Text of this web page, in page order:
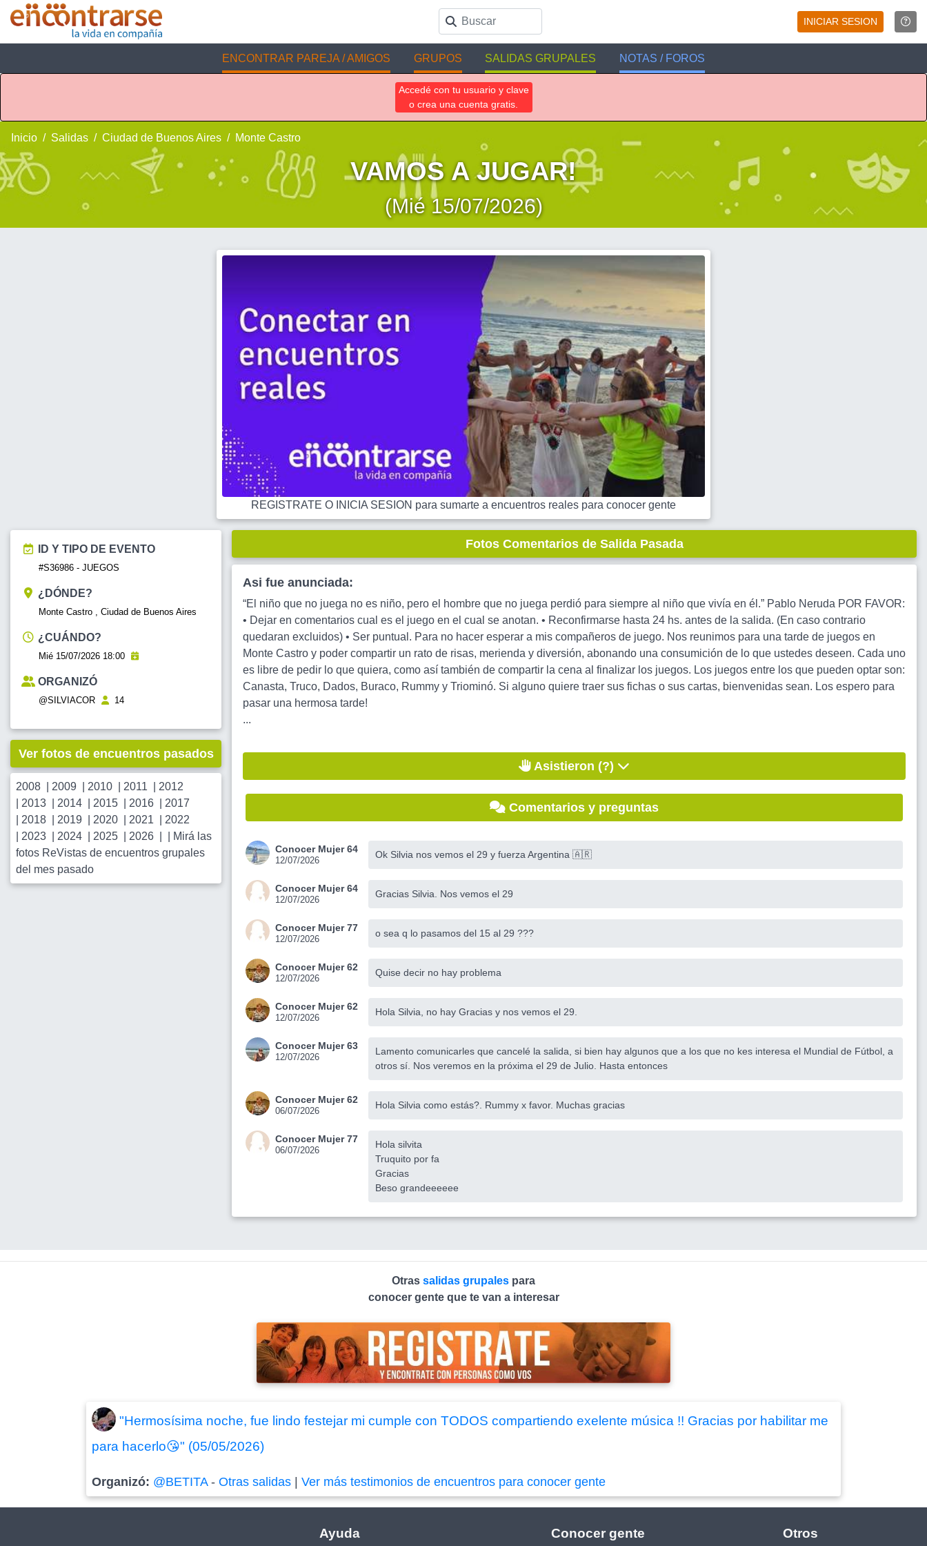
INICIAR SESION
ENCONTRAR PAREJA / AMIGOS GRUPOS SALIDAS GRUPALES NOTAS / FOROS
Accedé con tu usuario y clave
o crea una cuenta gratis.
Inicio Salidas Ciudad de Buenos Aires Monte Castro
VAMOS A JUGAR!
(Mié 15/07/2026)
REGISTRATE O INICIA SESION para sumarte a encuentros reales para conocer gente
ID Y TIPO DE EVENTO
#S36986 - JUEGOS
¿DÓNDE?
Monte Castro , Ciudad de Buenos Aires
¿CUÁNDO?
Mié 15/07/2026 18:00
ORGANIZÓ
@SILVIACOR 14
Ver fotos de encuentros pasados
2008 2009 2010 2011
2012
2013 2014 2015 2016
2017
2018 2019 2020 2021
2022
2023 2024 2025 2026
Mirá las
fotos ReVistas de encuentros grupales
del mes pasado
Fotos Comentarios de Salida Pasada
Asi fue anunciada:
“El niño que no juega no es niño, pero el hombre que no juega perdió para siempre al niño que vivía en él.” Pablo Neruda POR FAVOR:
• Dejar en comentarios cual es el juego en el cual se anotan. • Reconfirmarse hasta 24 hs. antes de la salida. (En caso contrario
quedaran excluidos) • Ser puntual. Para no hacer esperar a mis compañeros de juego. Nos reunimos para una tarde de juegos en
Monte Castro y poder compartir un rato de risas, merienda y diversión, abonando una consumición de lo que ustedes deseen. Cada uno
es libre de pedir lo que quiera, como así también de compartir la cena al finalizar los juegos. Los juegos entre los que pueden optar son:
Canasta, Truco, Dados, Buraco, Rummy y Triominó. Si alguno quiere traer sus fichas o sus cartas, bienvenidas sean. Los espero para
pasar una hermosa tarde!
...
Asistieron (?)
Comentarios y preguntas
Conocer Mujer 64
12/07/2026
Ok Silvia nos vemos el 29 y fuerza Argentina 🇦🇷
Conocer Mujer 64
12/07/2026
Gracias Silvia. Nos vemos el 29
Conocer Mujer 77
12/07/2026
o sea q lo pasamos del 15 al 29 ???
Conocer Mujer 62
12/07/2026
Quise decir no hay problema
Conocer Mujer 62
12/07/2026
Hola Silvia, no hay Gracias y nos vemos el 29.
Conocer Mujer 63
12/07/2026
Lamento comunicarles que cancelé la salida, si bien hay algunos que a los que no kes interesa el Mundial de Fútbol, a
otros sí. Nos veremos en la próxima el 29 de Julio. Hasta entonces
Conocer Mujer 62
06/07/2026
Hola Silvia como estás?. Rummy x favor. Muchas gracias
Conocer Mujer 77
06/07/2026
Hola silvita
Truquito por fa
Gracias
Beso grandeeeeee
Otras salidas grupales para
conocer gente que te van a interesar
"Hermosísima noche, fue lindo festejar mi cumple con TODOS compartiendo exelente música !! Gracias por habilitar me
para hacerlo😘" (05/05/2026)
Organizó: @BETITA-Otras salidas |Ver más testimonios de encuentros para conocer gente
Ayuda Conocer gente Otros